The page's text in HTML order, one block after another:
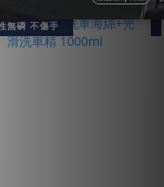
無磷 不傷手